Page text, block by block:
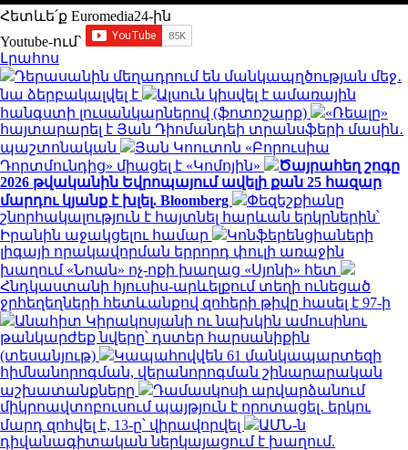
Հետևե՛ք Euromedia24-ին
Youtube-ում`
Լրահոս
Դերասանին մեղադրում են մանկապղծության մեջ․
նա ձերբակալվել է
Ալսուն կիսվել է ամառային
հանգստի լուսանկարներով (ֆոտոշարք)
«Ռեալը»
հայտարարել է Յան Դիոմանդեի տրանսֆերի մասին․
պաշտոնական
Յան Կոուտոն «Բորուսիա
Դորտմունդից» միացել է «Կոմոյին»
Ծայրահեղ շոգը
2026 թվականին Եվրոպայում ավելի քան 25 հազար
մարդու կյանք է խլել. Bloomberg
Փեզեշքիանը
շնորհակալություն է հայտնել հարևան երկրներին՝
Իրանին աջակցելու համար
Կոնֆերենցիաների
լիգայի որակավորման երրորդ փուլի առաջին
խաղում «Նոան» ոչ-ոքի խաղաց «Սյոնի» հետ
Հնդկաստանի հյուսիս-արևելքում տեղի ունեցած
ջրհեղեղների հետևանքով զոհերի թիվը հասել է 97-ի
Անահիտ Կիրակոսյանի ու նախկին ամուսինու
թանկարժեք նվերը՝ դստեր հարսանիքին
(տեսանյութ)
Կապահովվեն 61 մանկապարտեզի
հիմնանորոգման, վերանորոգման շինարարական
աշխատանքները
Դամասկոսի արվարձանում
միկրոավտոբուսում պայթյուն է որոտացել․ երկու
մարդ զոհվել է, 13-ը՝ վիրավորվել
ԱՄՆ-ն
դիվանագիտական ներկայացում է խաղում.